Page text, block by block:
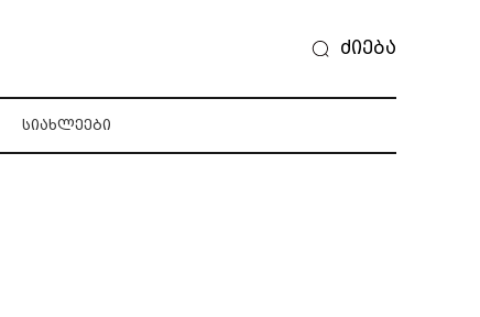
ძიება
ᲡᲘᲐᲮᲚᲔᲔᲑᲘ